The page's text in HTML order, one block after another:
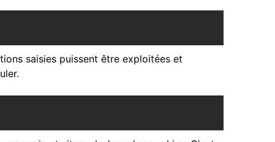
saisies puissent être exploitées et